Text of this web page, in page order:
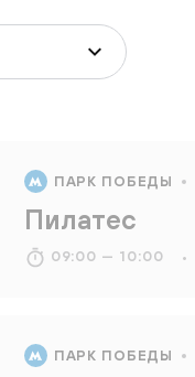
ПАРК ПОБЕДЫ
Пилатес
09:00 — 10:00 •
ПАРК ПОБЕДЫ